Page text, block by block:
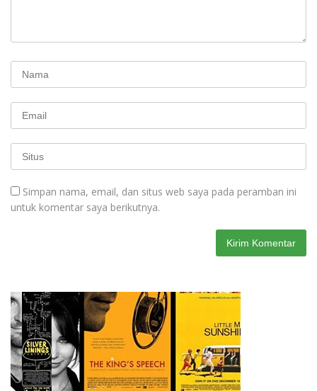
Simpan nama, email, dan situs web saya pada peramban ini
untuk komentar saya berikutnya.